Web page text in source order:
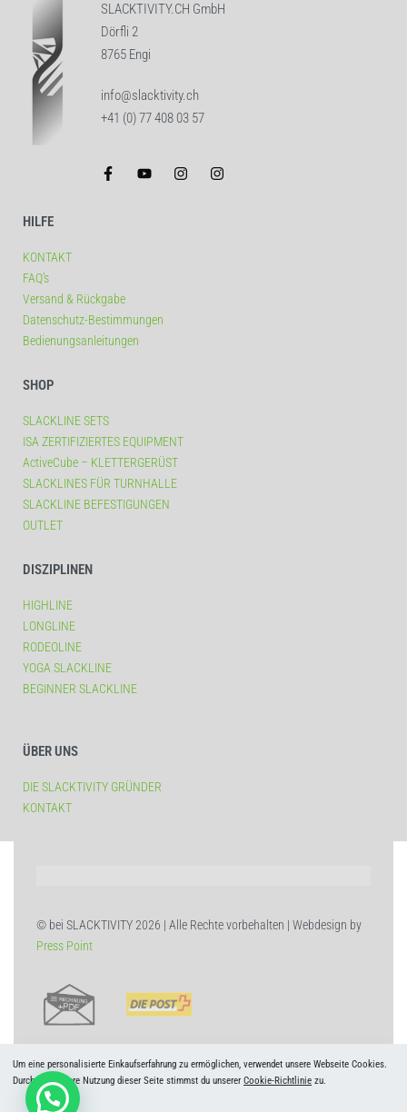
SLACKTIVITY.CH GmbH
Dörfli 2
8765 Engi
info@slacktivity.ch
+41 (0) 77 408 03 57
HILFE
KONTAKT
FAQ’s
Versand & Rückgabe
Datenschutz-Bestimmungen
Bedienungsanleitungen
SHOP
SLACKLINE SETS
ISA ZERTIFIZIERTES EQUIPMENT
ActiveCube – KLETTERGERÜST
SLACKLINES FÜR TURNHALLE
SLACKLINE BEFESTIGUNGEN
OUTLET
DISZIPLINEN
HIGHLINE
LONGLINE
RODEOLINE
YOGA SLACKLINE
BEGINNER SLACKLINE
ÜBER UNS
DIE SLACKTIVITY GRÜNDER
KONTAKT
© bei SLACKTIVITY 2026 | Alle Rechte vorbehalten | Webdesign by
Press Point
Um eine personalisierte Einkaufserfahrung zu ermöglichen, verwendet unsere Webseite Cookies.
Durch die weitere Nutzung dieser Seite stimmst du unsererCookie-Richtlinie zu.